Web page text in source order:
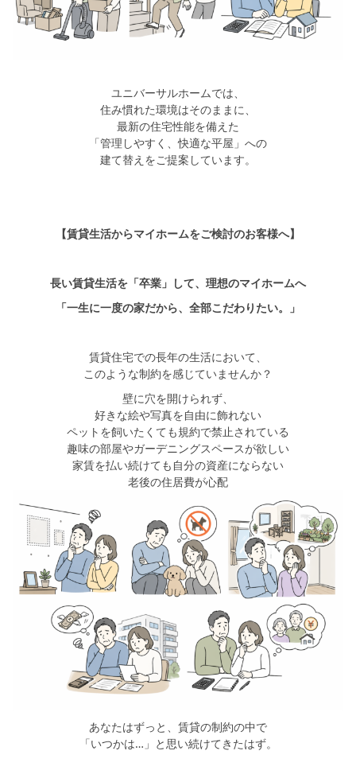
ユニバーサルホームでは、
住み慣れた環境はそのままに、
最新の住宅性能を備えた
「管理しやすく、快適な平屋」への
建て替えをご提案しています。
【賃貸生活からマイホームをご検討のお客様へ】
長い賃貸生活を「卒業」して、理想のマイホームへ
「一生に一度の家だから、全部こだわりたい。」
賃貸住宅での長年の生活において、
このような制約を感じていませんか？
壁に穴を開けられず、
好きな絵や写真を自由に飾れない
ペットを飼いたくても規約で禁止されている
趣味の部屋やガーデニングスペースが欲しい
家賃を払い続けても自分の資産にならない
老後の住居費が心配
あなたはずっと、賃貸の制約の中で
「いつかは…」と思い続けてきたはず。